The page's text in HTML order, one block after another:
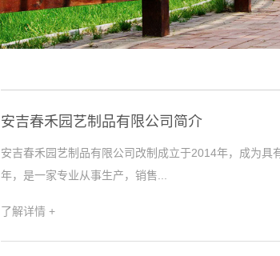
安吉春禾园艺制品有限公司简介
安吉春禾园艺制品有限公司改制成立于2014年，成为
年，是一家专业从事生产，销售...
了解详情 +